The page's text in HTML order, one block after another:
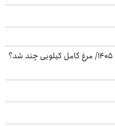
قیمت جدید گوشت مرغ امروز شنبه ۱۷ مرداد ۱۴۰۵/ مرغ کامل کیلویی چند شد؟